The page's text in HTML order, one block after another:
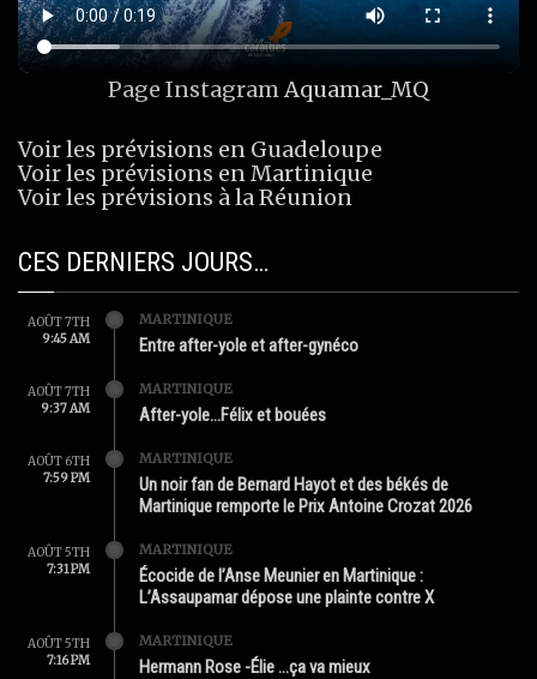
Page InstagramAquamar_MQ
Voir les prévisions en Guadeloupe
Voir les prévisions en Martinique
Voir les prévisions à la Réunion
CES DERNIERS JOURS…
AOÛT 7TH
9:45 AM
MARTINIQUE
Entre after-yole et after-gynéco
AOÛT 7TH
9:37 AM
MARTINIQUE
After-yole…Félix et bouées
AOÛT 6TH
7:59 PM
MARTINIQUE
Un noir fan de Bernard Hayot et des békés de
Martinique remporte le Prix Antoine Crozat 2026
AOÛT 5TH
7:31 PM
MARTINIQUE
Écocide de l’Anse Meunier en Martinique :
L’Assaupamar dépose une plainte contre X
AOÛT 5TH
7:16 PM
MARTINIQUE
Hermann Rose -Élie …ça va mieux